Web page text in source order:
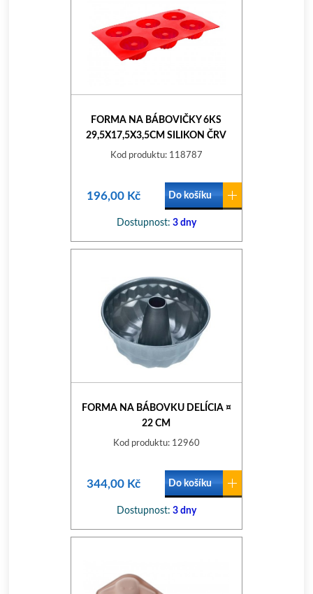
FORMA NA BÁBOVIČKY 6KS
29,5X17,5X3,5CM SILIKON ČRV
CULINARIA
Kod produktu: 118787
196,00 Kč Do košíku
Dostupnost: 3 dny
FORMA NA BÁBOVKU DELÍCIA ¤
22 CM
Kod produktu: 12960
344,00 Kč Do košíku
Dostupnost: 3 dny